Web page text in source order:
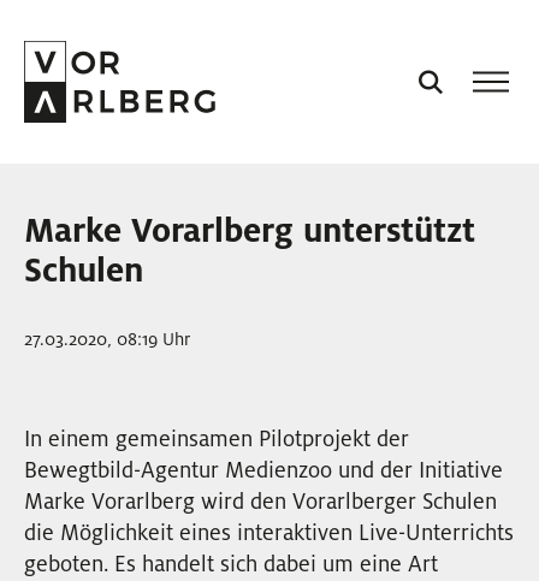
VORARLBERG
PROJEKTE
VISION
EVENTS
Marke Vorarlberg unterstützt
Schulen
27.03.2020, 08:19 Uhr
In einem gemeinsamen Pilotprojekt der
Bewegtbild-Agentur Medienzoo und der Initiative
Marke Vorarlberg wird den Vorarlberger Schulen
die Möglichkeit eines interaktiven Live-Unterrichts
geboten. Es handelt sich dabei um eine Art